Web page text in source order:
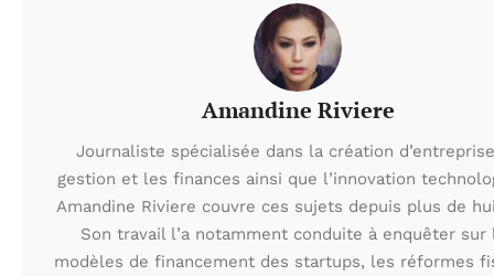
Amandine Riviere
Journaliste spécialisée dans la création
gestion et les finances ainsi que l’innovation
Amandine Riviere couvre ces sujets depuis plus de
Son travail l’a notamment conduite à enquêter sur
modèles de financement des startups, les réformes